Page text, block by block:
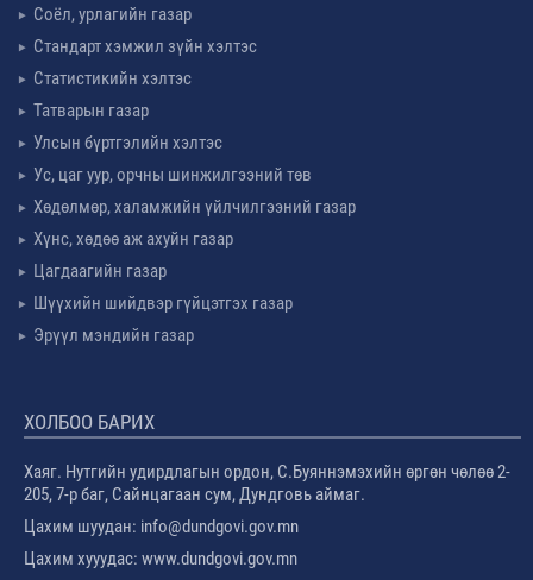
Соёл, урлагийн газар
Стандарт хэмжил зүйн хэлтэс
Статистикийн хэлтэс
Татварын газар
Улсын бүртгэлийн хэлтэс
Ус, цаг уур, орчны шинжилгээний төв
Хөдөлмөр, халамжийн үйлчилгээний газар
Хүнс, хөдөө аж ахуйн газар
Цагдаагийн газар
Шүүхийн шийдвэр гүйцэтгэх газар
Эрүүл мэндийн газар
ХОЛБОО БАРИХ
Хаяг. Нутгийн удирдлагын ордон, С.Буяннэмэхийн өргөн чөлөө 2-
205, 7-р баг, Сайнцагаан сум, Дундговь аймаг.
Цахим шуудан: info@dundgovi.gov.mn
Цахим хууудас: www.dundgovi.gov.mn